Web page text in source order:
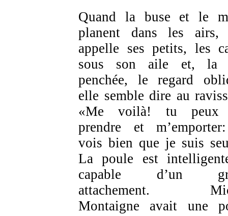
Quand la buse et le
planent dans les airs,
appelle ses petits, les
sous son aile et, la
penchée, le regard
elle semble dire au
«Me voilà! tu peux
prendre et
vois bien que je suis
La poule est
capable d’un
attachement.
Montaigne avait une